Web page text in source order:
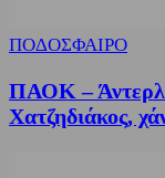
ΠΟΔΟΣΦΑΙΡΟ
ΠΑΟΚ –
Χατζηδιάκος,